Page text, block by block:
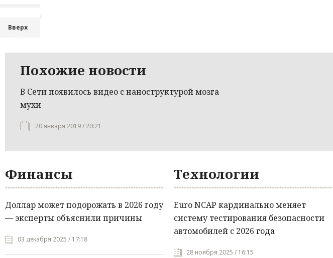
Вверх
Похожие новости
В Сети появилось видео с наноструктурой мозга
мухи
20 января 2019 / 20:21
Финансы
Доллар может подорожать в 2026 году
— эксперты объяснили причины
03 декабря 2025 / 17:18
Технологии
Euro NCAP кардинально меняет
систему тестирования безопасности
автомобилей с 2026 года
28 ноября 2025 / 16:15